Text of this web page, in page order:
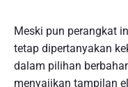
Meski pun perangkat
tetap dipertanyakan
dalam pilihan
menyajikan tampilan